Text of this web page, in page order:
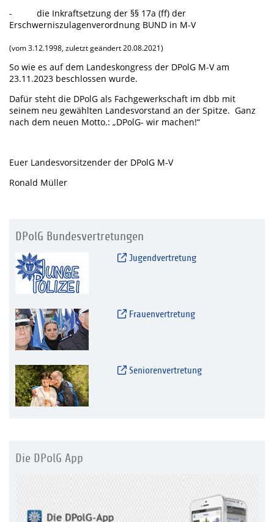
- die Inkraftsetzung der §§ 17a (ff) der
Erschwerniszulagenverordnung BUND in M-V
(vom 3.12.1998, zuletzt geändert 20.08.2021)
So wie es auf dem Landeskongress der DPolG M-V am
23.11.2023 beschlossen wurde.
Dafür steht die DPolG als Fachgewerkschaft im dbb mit
seinem neu gewählten Landesvorstand an der Spitze. Ganz
nach dem neuen Motto.: „DPolG- wir machen!“
Euer Landesvorsitzender der DPolG M-V
Ronald Müller
DPolG Bundesvertretungen
Jugendvertretung
Frauenvertretung
Seniorenvertretung
Die DPolG App